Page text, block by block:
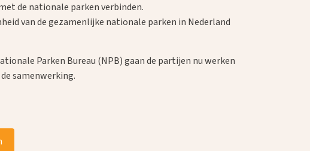
de nationale parken verbinden.
van de gezamenlijke nationale parken in Nederland
Parken Bureau (NPB) gaan de partijen nu werken
samenwerking.